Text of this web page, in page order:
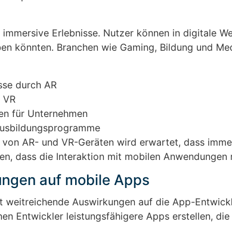
Erlebnisse. Nutzer können in digitale
könnten. Branchen wie Gaming, Bildung und
durch AR
für Unternehmen
AR- und VR-Geräten wird erwartet, dass
dass die Interaktion mit mobilen
auf mobile Apps
weitreichende Auswirkungen auf die App-
Entwickler leistungsfähigere Apps erstellen,